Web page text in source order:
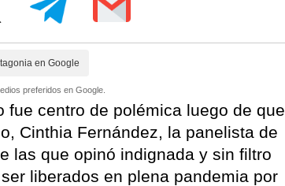
en Google
preferidos en Google.
centro de polémica luego de que
Cinthia Fernández, la panelista de
las que opinó indignada y sin filtro
liberados en plena pandemia por